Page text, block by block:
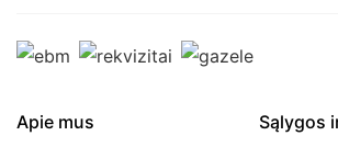
Apie mus
Sąlygos